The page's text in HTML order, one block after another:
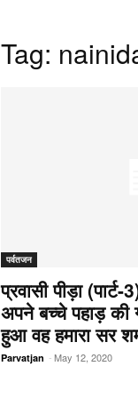
Tag:
पर्वतजन
प्रवासी पीड़ा
अपने बच्चे पहाड़ की
हुआ वह हमारा सर
Parvatjan -May 12, 2020